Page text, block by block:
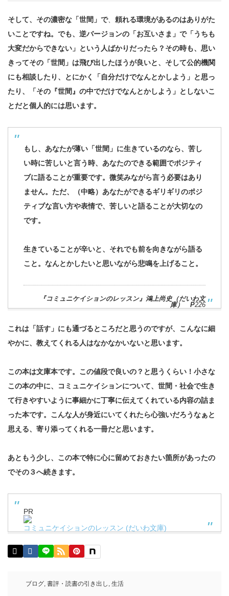
そして、その濃密な「世間」で、 頼れる環境があるのはありがた
いことですね。でも、逆バージョンの「お互いさま」で「うちも
大変だからできない」という人ばかりだったら？その時も、思い
きってその「世間」は飛び出したほうが良いと、そして公的機関
にも相談したり、とにかく「自分だけでなんとかしよう」と思っ
たり、「その『世間』の中でだけでなんとかしよう」としないこ
とだと個人的には思います。
もし、あなたが薄い「世間」に生きているのなら、苦し
い時に苦しいと言う時、 あなたのできる範囲でポジティ
ブに語ることが重要です。 微笑みながら言う必要はあり
ません。ただ、（中略） あなたができるギリギリのポジ
ティブな言い方や表情で、苦しいと語ることが大切なの
です。
生きていることが辛いと、それでも前を向きながら語る
こと。なんとかしたいと思いながら悲鳴を上げること。
『コミュニケイションのレッスン』鴻上尚史（だいわ文
庫） P226
これは「話す」にも通づるところだと思うのですが、こんなに細
やかに、教えてくれる人はなかなかいないと思います。
この本は文庫本です。この値段で良いの？と思うくらい！小さな
この本の中に、コミュニケイションについて、世間・社会で生き
て行きやすいように事細かに丁寧に伝えてくれている内容の詰ま
った本です。こんな人が身近にいてくれたら心強いだろうなぁと
思える、寄り添ってくれる一冊だと思います。
あともう少し、この本で特に心に留めておきたい箇所があったの
でその３へ続きます。
PR
コミュニケイションのレッスン (だいわ文庫)
ブログ, 書評・読書の引き出し , 生活